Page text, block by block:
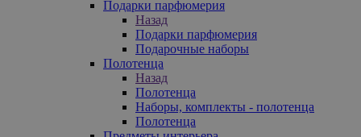
Подарки парфюмерия
Назад
Подарки парфюмерия
Подарочные наборы
Полотенца
Назад
Полотенца
Наборы, комплекты - полотенца
Полотенца